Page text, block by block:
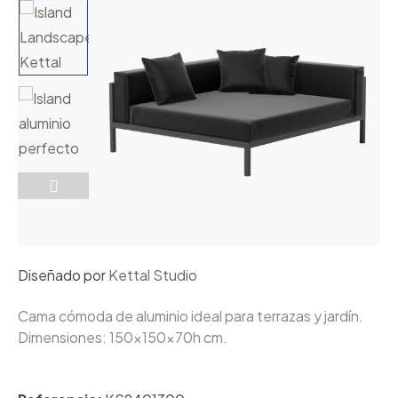
Diseñado porKettal Studio
Cama cómoda de aluminio ideal para terrazas y jardín.
Dimensiones: 150x150x70h cm.